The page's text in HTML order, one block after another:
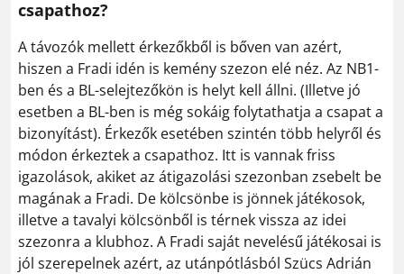
csapathoz?
A távozók mellett érkezőkből is bőven van azért,
hiszen a Fradi idén is kemény szezon elé néz. Az NB1-
ben és a BL-selejtezőkön is helyt kell állni. (Illetve jó
esetben a BL-ben is még sokáig folytathatja a csapat a
bizonyítást). Érkezők esetében szintén több helyről és
módon érkeztek a csapathoz. Itt is vannak friss
igazolások, akiket az átigazolási szezonban zsebelt be
magának a Fradi. De kölcsönbe is jönnek játékosok,
illetve a tavalyi kölcsönből is térnek vissza az idei
szezonra a klubhoz. A Fradi saját nevelésű játékosai is
jól szerepelnek azért, az utánpótlásból Szücs Adrián